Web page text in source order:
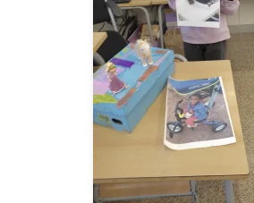
__AMPLIAR__